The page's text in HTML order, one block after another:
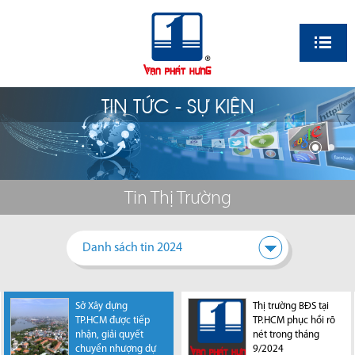
TIN TỨC - SỰ KIỆN
Tin Thị Trường
Danh sách tin 2024
TP.HCM khi sáp
nhập Bình Dương,
Bà Rịa - Vũng Tàu
có thể trở thành
TP.HCM huy động
100.000 tỷ đồng
để triển khai 10 dự
án trong năm nay
Sở Xây dựng
TP.HCM được tiếp
nhận, giải quyết
chuyển nhượng dự
Thị trường BĐS tại
TP.HCM phục hồi rõ
nét trong tháng
9/2024